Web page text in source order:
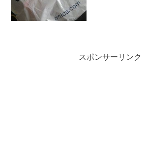
スポンサーリンク